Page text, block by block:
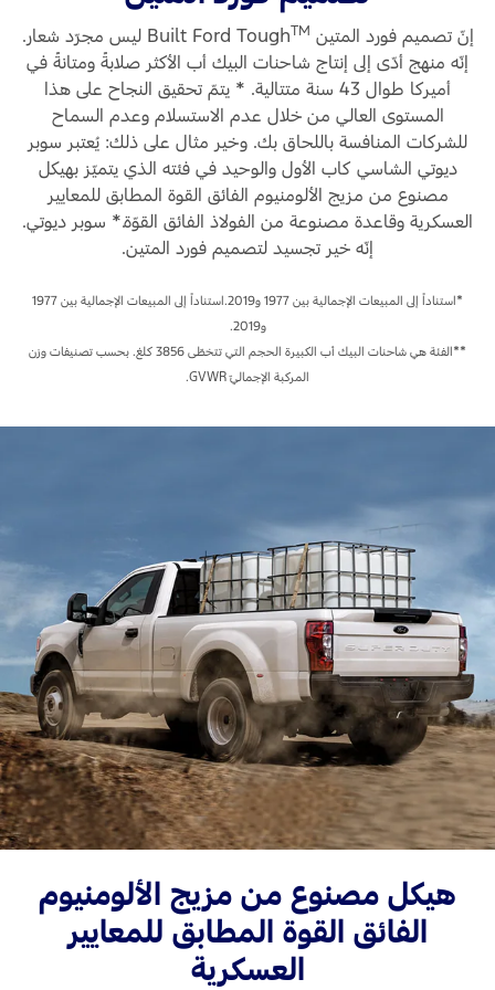
السعودية‬
الامارات
العربية
المتحدة
Ford Protect لمحة عامة عن
باقة الصيانة الفائقة
باقة الخدمة
باقة العناية الفائقة
دعم المزامنة
تقنية 4 SYNC
أجزاء
قطع غيار فورد الأصلية
اتصل بنا
البحث عن الوكيل
الأسئلة الشائعة
إنّ تصميم فورد المتين Built Ford Tough TM
ليس مجرّد شعار.
إنّه منهج أدّى إلى إنتاج شاحنات البيك أب الأكثر صلابةً ومتانةً في
أميركا طوال 43 سنة متتالية. * يتمّ تحقيق النجاح على هذا
المستوى العالي من خلال عدم الاستسلام وعدم السماح
للشركات المنافسة باللحاق بك. وخير مثال على ذلك: يُعتبر سوبر
ديوتي الشاسي كاب الأول والوحيد في فئته الذي يتميّز بهيكل
مصنوع من مزيج الألومنيوم الفائق القوة المطابق للمعايير
العسكرية وقاعدة مصنوعة من الفولاذ الفائق القوّة.* سوبر ديوتي.
إنّه خير تجسيد لتصميم فورد المتين.
*استناداً إلى المبيعات الإجمالية بين 1977 و2019.استناداً إلى المبيعات الإجمالية بين 1977
و2019.
**الفئة هي شاحنات البيك أب الكبيرة الحجم التي تتخطّى 3856 كلغ. بحسب تصنيفات وزن
المركبة الإجماليّ GVWR.
هيكل مصنوع من مزيج الألومنيوم
الفائق القوة المطابق للمعايير
العسكرية